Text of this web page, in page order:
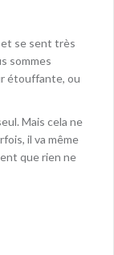
et se sent très
sommes
étouffante, ou
Mais cela ne
il va même
que rien ne